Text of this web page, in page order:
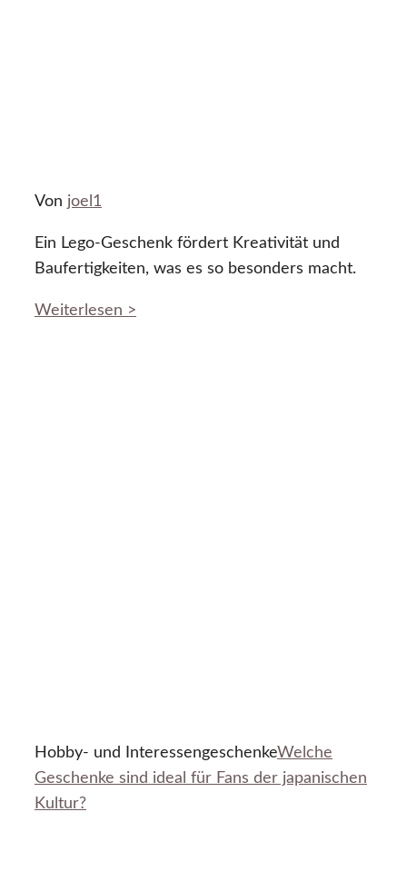
Von joel1
Ein Lego-Geschenk fördert Kreativität und
Baufertigkeiten, was es so besonders macht.
Weiterlesen >
Hobby- und InteressengeschenkeWelche
Geschenke sind ideal für Fans der japanischen
Kultur?